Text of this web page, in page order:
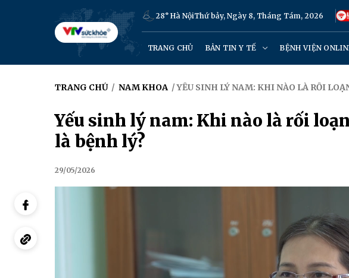
28° Hà NộiThứ bảy, Ngày 8, Tháng Tám, 2026
TRANG CHỦ BẢN TIN Y TẾ BỆNH VIỆN
TRANG CHỦ / NAM KHOA / YẾU SINH LÝ NAM: KHI NÀO LÀ RỐI
Yếu sinh lý nam: Khi nào là rối
là bệnh lý?
29/05/2026